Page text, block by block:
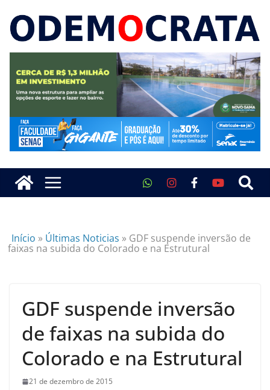
Início » Últimas Noticias » GDF suspende inversão de
faixas na subida do Colorado e na Estrutural
GDF suspende inversão
de faixas na subida do
Colorado e na Estrutural
21 de dezembro de 2015